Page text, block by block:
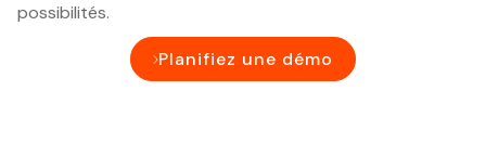
possibilités.
Planifiez une démo